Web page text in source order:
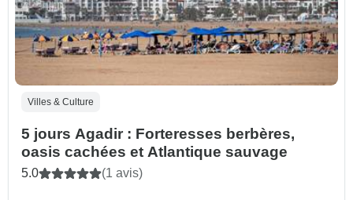
Villes & Culture
5 jours Agadir : Forteresses berbères,
oasis cachées et Atlantique sauvage
5.0 (1 avis)